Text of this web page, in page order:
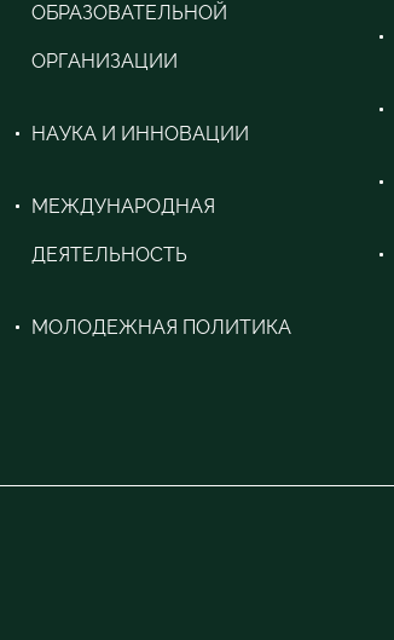
ОБРАЗОВАТЕЛЬНОЙ
ОРГАНИЗАЦИИ
НАУКА И ИННОВАЦИИ
МЕЖДУНАРОДНАЯ
ДЕЯТЕЛЬНОСТЬ
МОЛОДЕЖНАЯ ПОЛИТИКА